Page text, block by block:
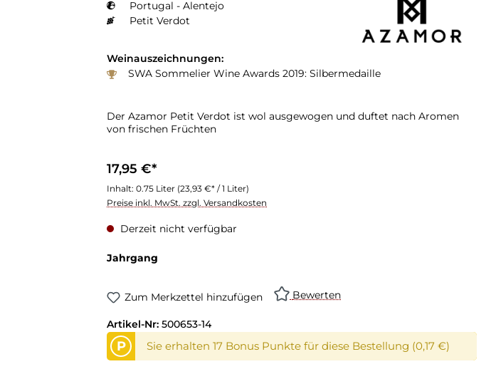
Portugal - Alentejo
Petit Verdot
Weinauszeichnungen:
SWA Sommelier Wine Awards 2019: Silbermedaille
Der Azamor Petit Verdot ist wol ausgewogen und duftet nach Aromen
von frischen Früchten
17,95 €*
Inhalt: 0.75 Liter (23,93 €* / 1 Liter)
Preise inkl. MwSt. zzgl. Versandkosten
Derzeit nicht verfügbar
Jahrgang
Zum Merkzettel hinzufügen Bewerten
Artikel-Nr: 500653-14
P Sie erhalten 17 Bonus Punkte für diese Bestellung (0,17 €)